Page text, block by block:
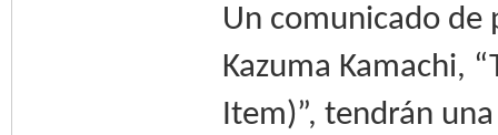
Un comunicado de
Kazuma Kamachi,
Item)”, tendrán